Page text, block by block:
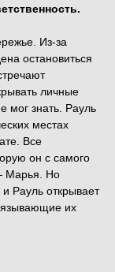
Из-за
остановиться
личные
мог знать. Рауль
местах
Все
он с самого
Марья. Но
Рауль открывает
их